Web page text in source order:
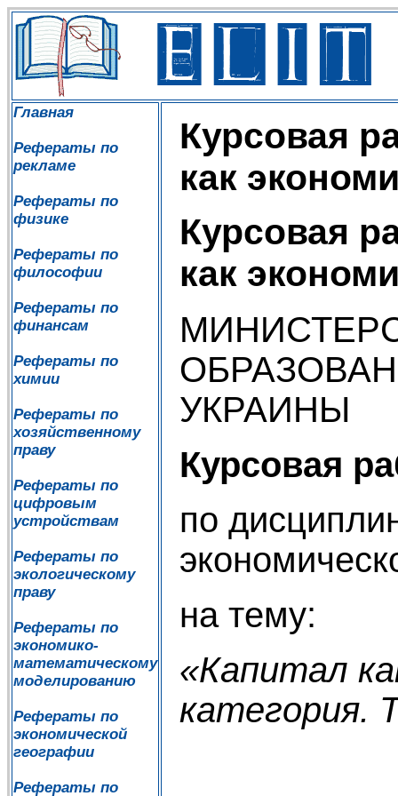
Главная
Рефераты по
рекламе
Рефераты по
физике
Рефераты по
философии
Рефераты по
финансам
Рефераты по
химии
Рефераты по
хозяйственному
праву
Рефераты по
цифровым
устройствам
Рефераты по
экологическому
праву
Рефераты по
экономико-
математическому
моделированию
Рефераты по
экономической
географии
Рефераты по
Курсовая
как
Курсовая
как
УКРАИНЫ
Курсовая
по
на тему:
«Капитал
категория.